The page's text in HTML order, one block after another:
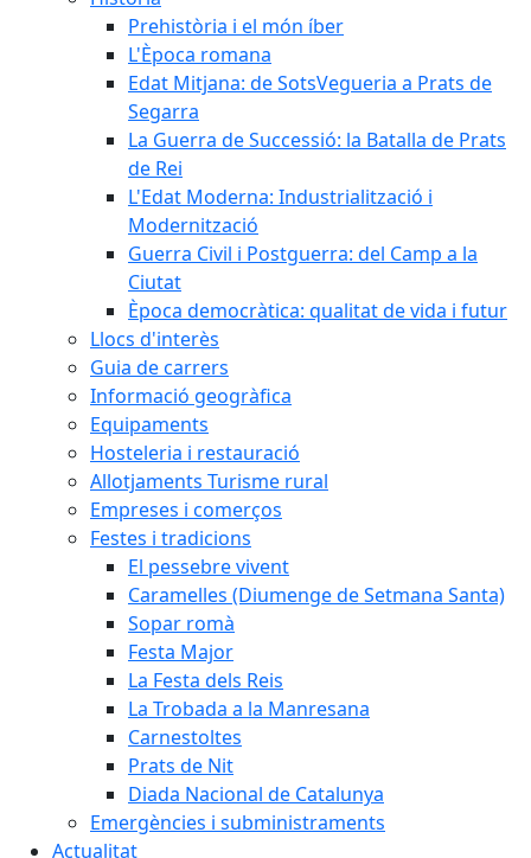
Prehistòria i el món íber
L'Època romana
Edat Mitjana: de SotsVegueria a Prats de
Segarra
La Guerra de Successió: la Batalla de Prats
de Rei
L'Edat Moderna: Industrialització i
Modernització
Guerra Civil i Postguerra: del Camp a la
Ciutat
Època democràtica: qualitat de vida i futur
Llocs d'interès
Guia de carrers
Informació geogràfica
Equipaments
Hosteleria i restauració
Allotjaments Turisme rural
Empreses i comerços
Festes i tradicions
El pessebre vivent
Caramelles (Diumenge de Setmana Santa)
Sopar romà
Festa Major
La Festa dels Reis
La Trobada a la Manresana
Carnestoltes
Prats de Nit
Diada Nacional de Catalunya
Emergències i subministraments
Actualitat